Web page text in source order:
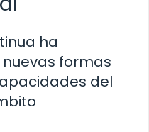
ha
formas
del